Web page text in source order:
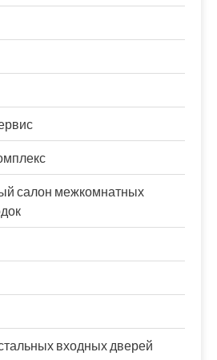
салон межкомнатных
входных дверей